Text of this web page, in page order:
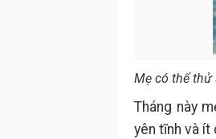
Mẹ có thể thử
Tháng này
yên tĩnh và ít